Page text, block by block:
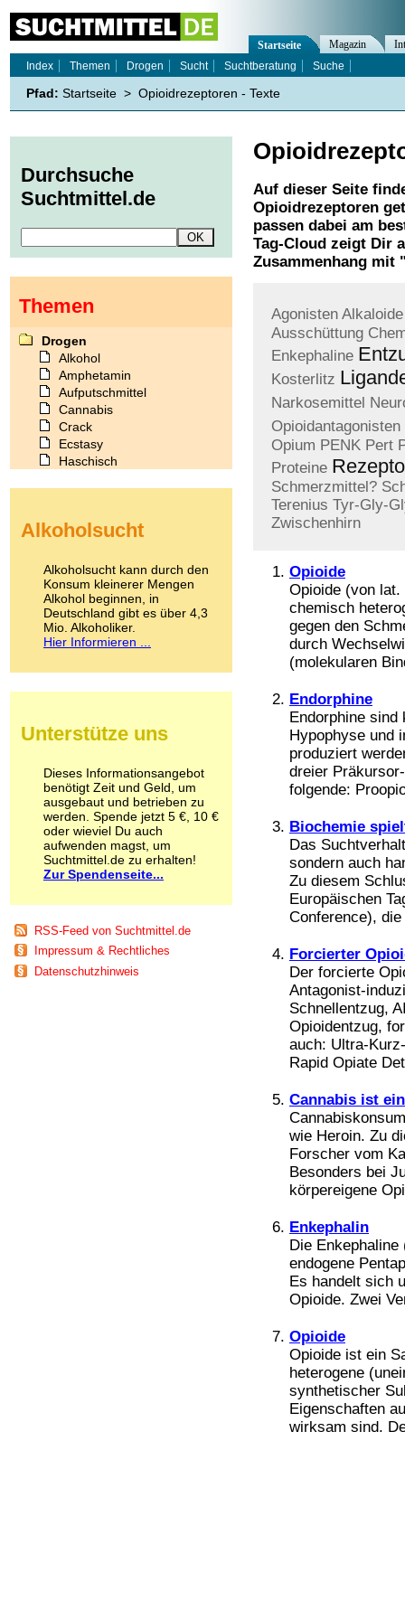
Auf dieser Seite
Opioidrezeptoren
passen dabei am
Tag-Cloud zeigt Dir
Zusammenhang mit
Agonisten Alkaloide
Ausschüttung
Enkephaline
Kosterlitz
Narkosemittel
Opioidantagonisten
Opium PENK Pert
Proteine
Schmerzmittel?
Terenius Tyr-Gly-
Zwischenhirn
Opioide
Opioide (von
chemisch
gegen den
durch
(molekularen
Endorphine
Endorphine sind
Hypophyse und
produziert
dreier
folgende:
Biochemie
Das
sondern auch
Zu diesem
Europäischen
Conference),
Forcierter
Der forcierte
Antagonist-
Schnellentzug,
Opioidentzug,
auch: Ultra-
Rapid Opiate
Cannabis ist
wie Heroin. Zu
Forscher vom
Besonders bei
körpereigene
Enkephalin
Die
endogene
Es handelt sich
Opioide. Zwei
Opioide
Opioide ist ein
heterogene
synthetischer
Eigenschaften
wirksam sind.
Startseite Magazin
Index
Themen Drogen Sucht Suchtberatung Suche
Pfad: Startseite > Opioidrezeptoren - Texte
Durchsuche
Suchtmittel.de
Themen
Drogen
Alkohol
Amphetamin
Aufputschmittel
Cannabis
Crack
Ecstasy
Haschisch
Kokain
LSD
Marihuana
Medikamente
Meskalin
Metamphetamin
Methadon
Pilze
Psychopharmaka
Schlafmittel
Schmerzmittel
Schnüffelstoffe
Spice
Sucht / Süchte
Alkoholsucht
Co-Abhängigkeit
Computersucht
Ess-Brechsucht
Essstörungen
Fernsehsucht
Alkoholsucht
Alkoholsucht kann durch den
Konsum kleinerer Mengen
Alkohol beginnen, in
Deutschland gibt es über 4,3
Mio. Alkoholiker.
Hier Informieren ...
Unterstütze uns
Dieses Informationsangebot
benötigt Zeit und Geld, um
ausgebaut und betrieben zu
werden. Spende jetzt 5 €, 10 €
oder wieviel Du auch
aufwenden magst, um
Suchtmittel.de zu erhalten!
Zur Spendenseite...
RSS-Feed von Suchtmittel.de
Impressum & Rechtliches
Datenschutzhinweis